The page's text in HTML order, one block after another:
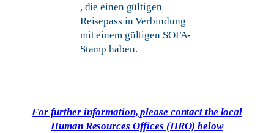
, die einen gültigen
Reisepass in Verbindung
mit einem gültigen SOFA-
Stamp haben.
For further information, please contact the local
Human Resources Offices (HRO) below